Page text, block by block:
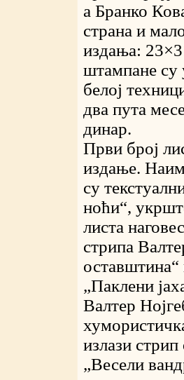
а Бранко
страна и
издања:
штампане су
белој
два пута
динар.
Први број
издање.
су
ноћи“,
листа
стрипа
„Паклени
Валтер
излази
„Весели